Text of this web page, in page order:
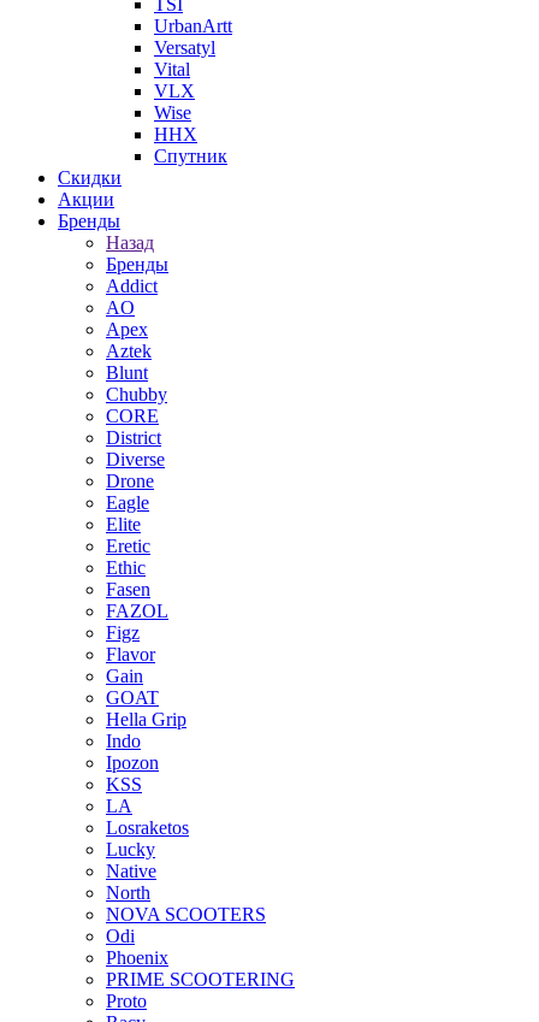
TSI
UrbanArtt
Versatyl
Vital
VLX
Wise
ННХ
Спутник
Скидки
Акции
Бренды
Назад
Бренды
Addict
AO
Apex
Aztek
Blunt
Chubby
CORE
District
Diverse
Drone
Eagle
Elite
Eretic
Ethic
Fasen
FAZOL
Figz
Flavor
Gain
GOAT
Hella Grip
Indo
Ipozon
KSS
LA
Losraketos
Lucky
Native
North
NOVA SCOOTERS
Odi
Phoenix
PRIME SCOOTERING
Proto